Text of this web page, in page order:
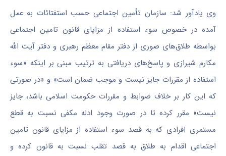
وی یادآور شد: سازمان تأمین اجتماعی حسب استفتائات به عمل
آمده در خصوص سوء استفاده از مزایای قانون تامین اجتماعی
بواسطه طلاق‌های صوری از دفتر مقام معظم رهبری و دفتر آیت الله
مکارم شیرازی و پاسخ‌های دریافتی به ترتیب مبنی بر اینکه «سوء
استفاده از مقررات جایز نیست و موجب ضمان است» و «در صورتی
که این کار بر خلاف ضوابط و مقررات حکومت اسلامی باشد، جایز
نیست» مقرر کرده تا در صورت وجود ادله مکفی نسبت به قطع
مستمری افرادی که به قصد سوء استفاده از مزایای قانون تامین
اجتماعی اقدام به طلاق به قصد تقلب نسبت به قانون کرده و